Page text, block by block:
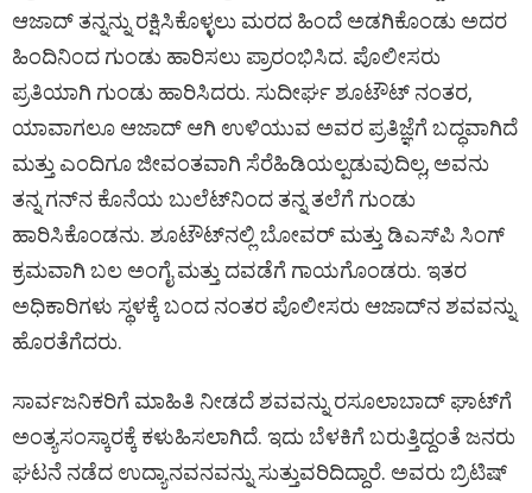
ಆಜಾದ್ ತನ್ನನ್ನು ರಕ್ಷಿಸಿಕೊಳ್ಳಲು ಮರದ ಹಿಂದೆ ಅಡಗಿಕೊಂಡು ಅದರ
ಹಿಂದಿನಿಂದ ಗುಂಡು ಹಾರಿಸಲು ಪ್ರಾರಂಭಿಸಿದ. ಪೊಲೀಸರು
ಪ್ರತಿಯಾಗಿ ಗುಂಡು ಹಾರಿಸಿದರು. ಸುದೀರ್ಘ ಶೂಟೌಟ್ ನಂತರ,
ಯಾವಾಗಲೂ ಆಜಾದ್ ಆಗಿ ಉಳಿಯುವ ಅವರ ಪ್ರತಿಜ್ಞೆಗೆ ಬದ್ಧವಾಗಿದೆ
ಮತ್ತು ಎಂದಿಗೂ ಜೀವಂತವಾಗಿ ಸೆರೆಹಿಡಿಯಲ್ಪಡುವುದಿಲ್ಲ, ಅವನು
ತನ್ನ ಗನ್‌ನ ಕೊನೆಯ ಬುಲೆಟ್‌ನಿಂದ ತನ್ನ ತಲೆಗೆ ಗುಂಡು
ಹಾರಿಸಿಕೊಂಡನು. ಶೂಟೌಟ್‌ನಲ್ಲಿ ಬೋವರ್ ಮತ್ತು ಡಿಎಸ್‌ಪಿ ಸಿಂಗ್
ಕ್ರಮವಾಗಿ ಬಲ ಅಂಗೈ ಮತ್ತು ದವಡೆಗೆ ಗಾಯಗೊಂಡರು. ಇತರ
ಅಧಿಕಾರಿಗಳು ಸ್ಥಳಕ್ಕೆ ಬಂದ ನಂತರ ಪೊಲೀಸರು ಆಜಾದ್‌ನ ಶವವನ್ನು
ಹೊರತೆಗೆದರು.
ಸಾರ್ವಜನಿಕರಿಗೆ ಮಾಹಿತಿ ನೀಡದೆ ಶವವನ್ನು ರಸೂಲಾಬಾದ್ ಘಾಟ್‌ಗೆ
ಅಂತ್ಯಸಂಸ್ಕಾರಕ್ಕೆ ಕಳುಹಿಸಲಾಗಿದೆ. ಇದು ಬೆಳಕಿಗೆ ಬರುತ್ತಿದ್ದಂತೆ ಜನರು
ಘಟನೆ ನಡೆದ ಉದ್ಯಾನವನವನ್ನು ಸುತ್ತುವರಿದಿದ್ದಾರೆ. ಅವರು ಬ್ರಿಟಿಷ್